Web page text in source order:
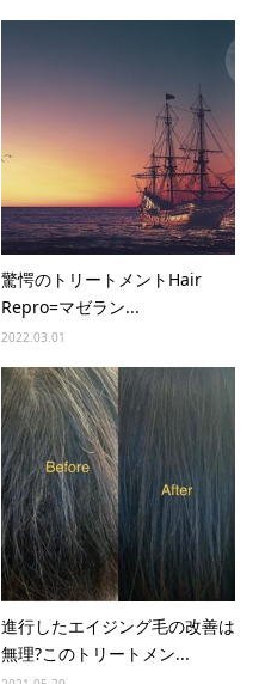
驚愕のトリートメントHair
Repro=マゼラン...
2022.03.01
進行したエイジング毛の改善は
無理?このトリートメン...